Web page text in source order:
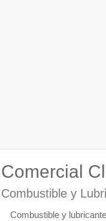
Comercial
Combustible y
Combustible y lubricante